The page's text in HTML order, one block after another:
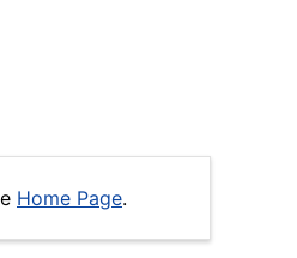
Home Page.